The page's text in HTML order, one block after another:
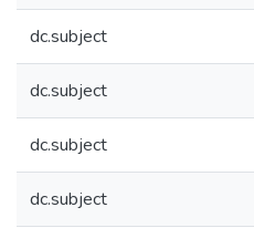
dc.subject
dc.subject
dc.subject
dc.subject